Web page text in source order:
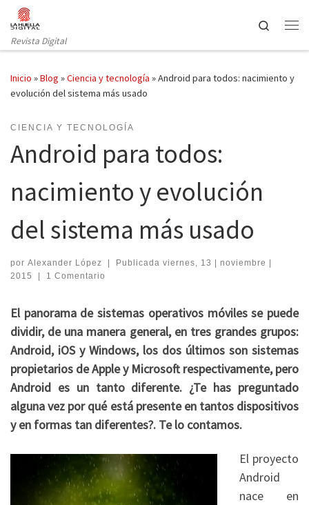
Saltar al contenido
Revista Digital
Search
Inicio »Blog »Ciencia y tecnología »Android para todos: nacimiento y
evolución del sistema más usado
CIENCIA Y TECNOLOGÍA
Android para todos:
nacimiento y evolución
del sistema más usado
por Alexander López | Publicada viernes, 13 | noviembre |
2015
| 1 Comentario
El panorama de sistemas operativos móviles se puede
dividir, de una manera general, en tres grandes grupos:
Android, iOS y Windows, los dos últimos son sistemas
propietarios de Apple y Microsoft respectivamente, pero
Android es un tanto diferente. ¿Te has preguntado
alguna vez por qué está presente en tantos dispositivos
y en formas tan diferentes?. Te lo contamos.
El proyecto
Android
nace en